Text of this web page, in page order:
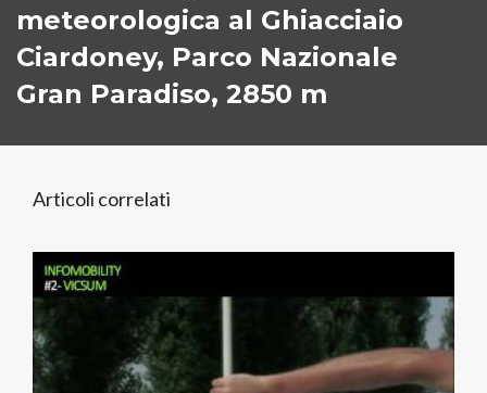
meteorologica al Ghiacciaio
Ciardoney, Parco Nazionale
Gran Paradiso, 2850 m
Articoli correlati